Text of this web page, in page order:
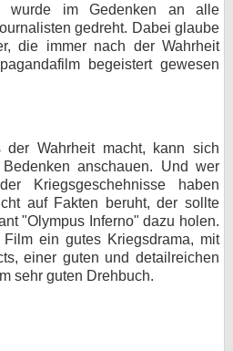
wurde im Gedenken an alle
gedreht. Dabei glaube
die immer nach der Wahrheit
begeistert gewesen
Wahrheit macht, kann sich
anschauen. Und wer
Kriegsgeschehnisse haben
auf Fakten beruht, der sollte
"Olympus Inferno" dazu holen.
ein gutes Kriegsdrama, mit
einer guten und detailreichen
sehr guten Drehbuch.